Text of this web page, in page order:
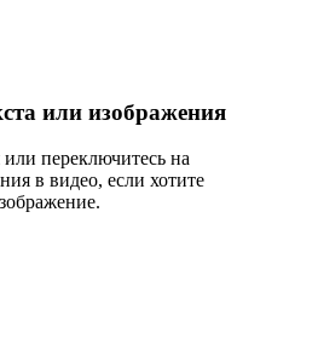
или изображения
переключитесь на
в видео, если хотите